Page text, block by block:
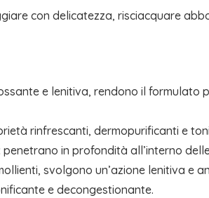
con delicatezza, risciacquare
e lenitiva, rendono il formulato
rinfrescanti, dermopurificanti e
penetrano in profondità all’interno
svolgono un’azione lenitiva e
e decongestionante.